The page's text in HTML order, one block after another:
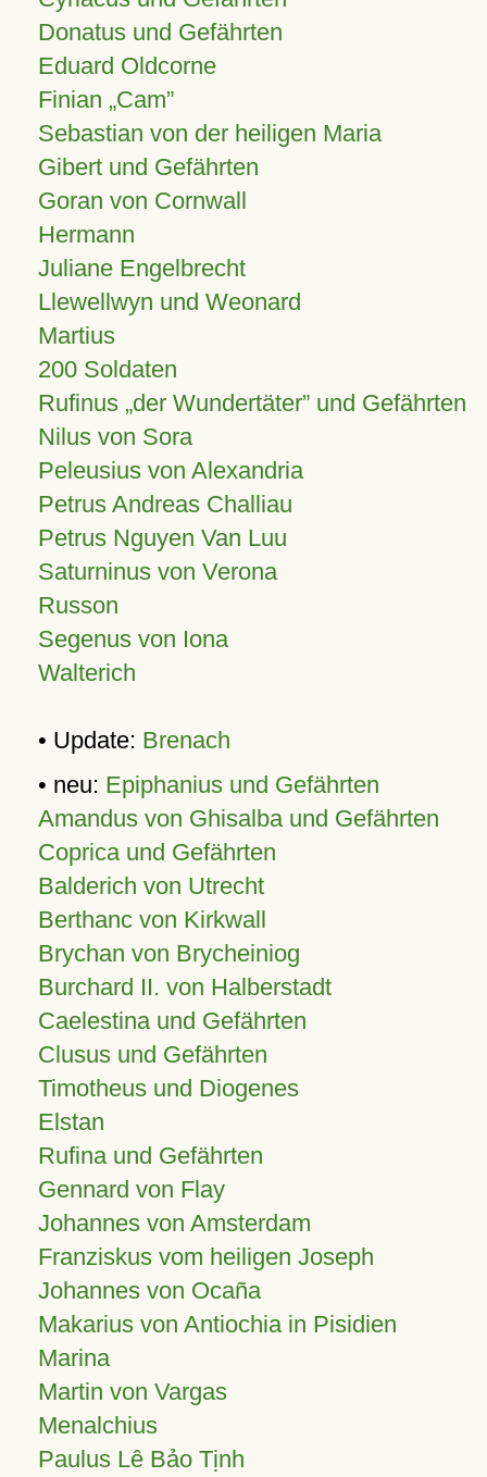
Donatus und Gefährten
Eduard Oldcorne
Finian Cam
Sebastian von der heiligen Maria
Gibert und Gefährten
Goran von Cornwall
Hermann
Juliane Engelbrecht
Llewellwyn und Weonard
Martius
200 Soldaten
Rufinus „der Wundertäter” und Gefährten
Nilus von Sora
Peleusius von Alexandria
Petrus Andreas Challiau
Petrus Nguyen Van Luu
Saturninus von Verona
Russon
Segenus von Iona
Walterich
• Update: Brenach
• neu: Epiphanius und Gefährten
Amandus von Ghisalba und Gefährten
Coprica und Gefährten
Balderich von Utrecht
Berthanc von Kirkwall
Brychan von Brycheiniog
Burchard II. von Halberstadt
Caelestina und Gefährten
Clusus und Gefährten
Timotheus und Diogenes
Elstan
Rufina und Gefährten
Gennard von Flay
Johannes von Amsterdam
Franziskus vom heiligen Joseph
Johannes von Ocaña
Makarius von Antiochia in Pisidien
Marina
Martin von Vargas
Menalchius
Paulus Lê Bảo Tịnh